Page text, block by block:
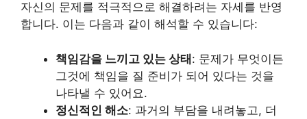
자신의 문제를 적극적으로 해결하려는 자세를 반영
합니다. 이는 다음과 같이 해석할 수 있습니다:
책임감을 느끼고 있는 상태: 문제가 무엇이든
그것에 책임을 질 준비가 되어 있다는 것을
나타낼 수 있어요.
정신적인 해소: 과거의 부담을 내려놓고, 더